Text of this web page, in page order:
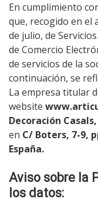
En cumplimiento
que, recogido en el
de julio, de
de Comercio
de servicios de la
continuación, se
La empresa titular
website
Decoración Casals,
en C/ Boters, 7-9,
España.
Aviso sobre la
los datos: